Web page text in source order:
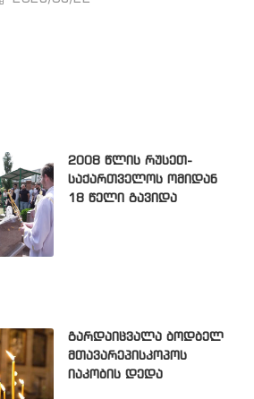
2008 წლის რუსეთ-
საქართველოს ომიდან
18 წელი გავიდა
გარდაიცვალა ბოდბელ
მთავარეპისკოპოს
იაკობის დედა